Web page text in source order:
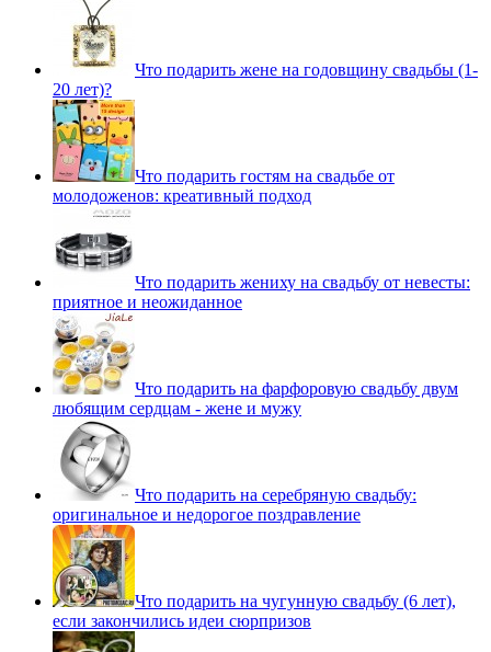
Что подарить жене на годовщину свадьбы (1-
20 лет)?
Что подарить гостям на свадьбе от
молодоженов: креативный подход
Что подарить жениху на свадьбу от невесты:
приятное и неожиданное
Что подарить на фарфоровую свадьбу двум
любящим сердцам - жене и мужу
Что подарить на серебряную свадьбу:
оригинальное и недорогое поздравление
Что подарить на чугунную свадьбу (6 лет),
если закончились идеи сюрпризов